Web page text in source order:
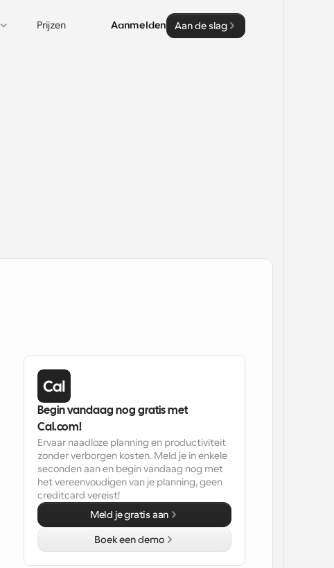
Prijzen Aanmelden Aan de slag
Begin vandaag nog gratis met
Cal.com!
Ervaar naadloze planning en productiviteit
zonder verborgen kosten. Meld je in enkele
seconden aan en begin vandaag nog met
het vereenvoudigen van je planning, geen
creditcard vereist!
Meld je gratis aan
Boek een demo